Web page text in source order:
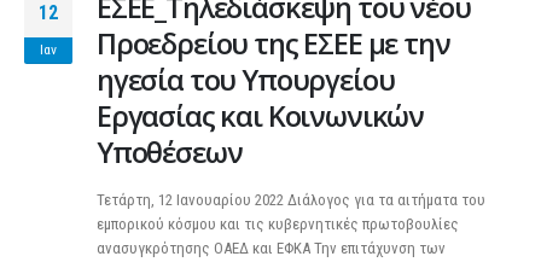
12
Ιαν
ΕΣΕΕ_Τηλεδιάσκεψη του νέου
Προεδρείου της ΕΣΕΕ με την
ηγεσία του Υπουργείου
Εργασίας και Κοινωνικών
Υποθέσεων
Τετάρτη, 12 Ιανουαρίου 2022 Διάλογος για τα αιτήματα του
εμπορικού κόσμου και τις κυβερνητικές πρωτοβουλίες
ανασυγκρότησης ΟΑΕΔ και ΕΦΚΑ Την επιτάχυνση των